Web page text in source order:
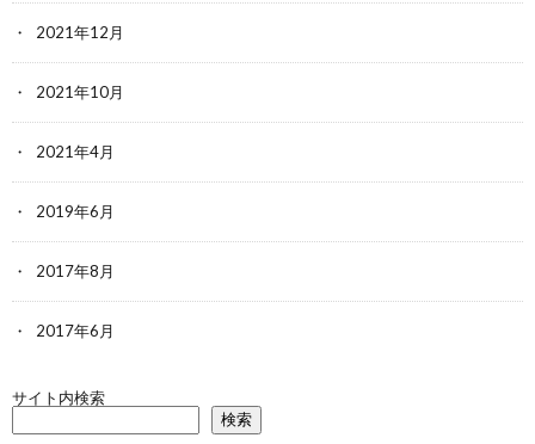
2021年12月
2021年10月
2021年4月
2019年6月
2017年8月
2017年6月
サイト内検索
検索